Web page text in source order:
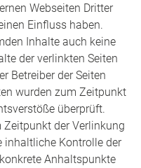
Webseiten Dritter
Einfluss haben.
Inhalte auch keine
der verlinkten Seiten
Betreiber der Seiten
wurden zum Zeitpunkt
überprüft.
der Verlinkung
inhaltliche Kontrolle der
Anhaltspunkte